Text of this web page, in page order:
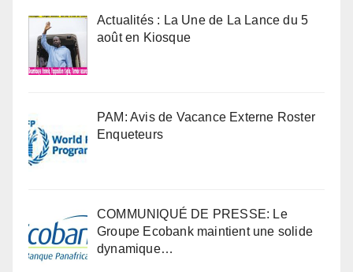
Actualités : La Une de La Lance du 5
août en Kiosque
PAM: Avis de Vacance Externe Roster
Enqueteurs
COMMUNIQUÉ DE PRESSE: Le
Groupe Ecobank maintient une solide
dynamique…